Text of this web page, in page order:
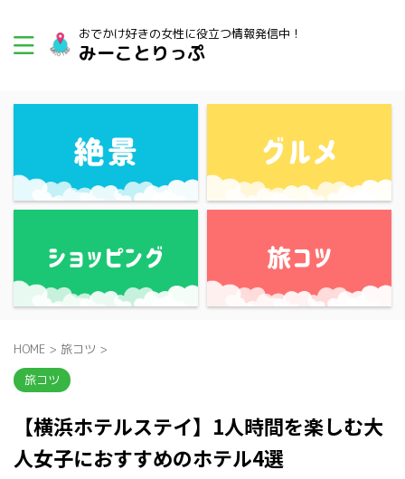
おでかけ好きの女性に役立つ情報発信中！
みーことりっぷ
HOME > 旅コツ >
旅コツ
【横浜ホテルステイ】1人時間を楽しむ大
人女子におすすめのホテル4選